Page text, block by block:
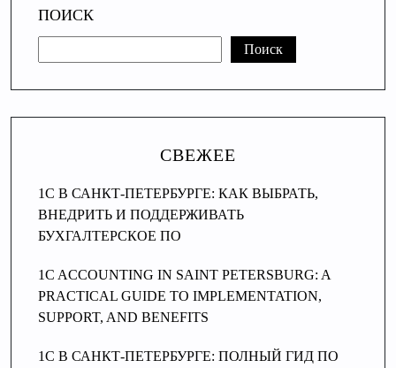
ПОИСК
Поиск
СВЕЖЕЕ
1С В САНКТ-ПЕТЕРБУРГЕ: КАК ВЫБРАТЬ,
ВНЕДРИТЬ И ПОДДЕРЖИВАТЬ
БУХГАЛТЕРСКОЕ ПО
1C ACCOUNTING IN SAINT PETERSBURG: A
PRACTICAL GUIDE TO IMPLEMENTATION,
SUPPORT, AND BENEFITS
1C В САНКТ-ПЕТЕРБУРГЕ: ПОЛНЫЙ ГИД ПО